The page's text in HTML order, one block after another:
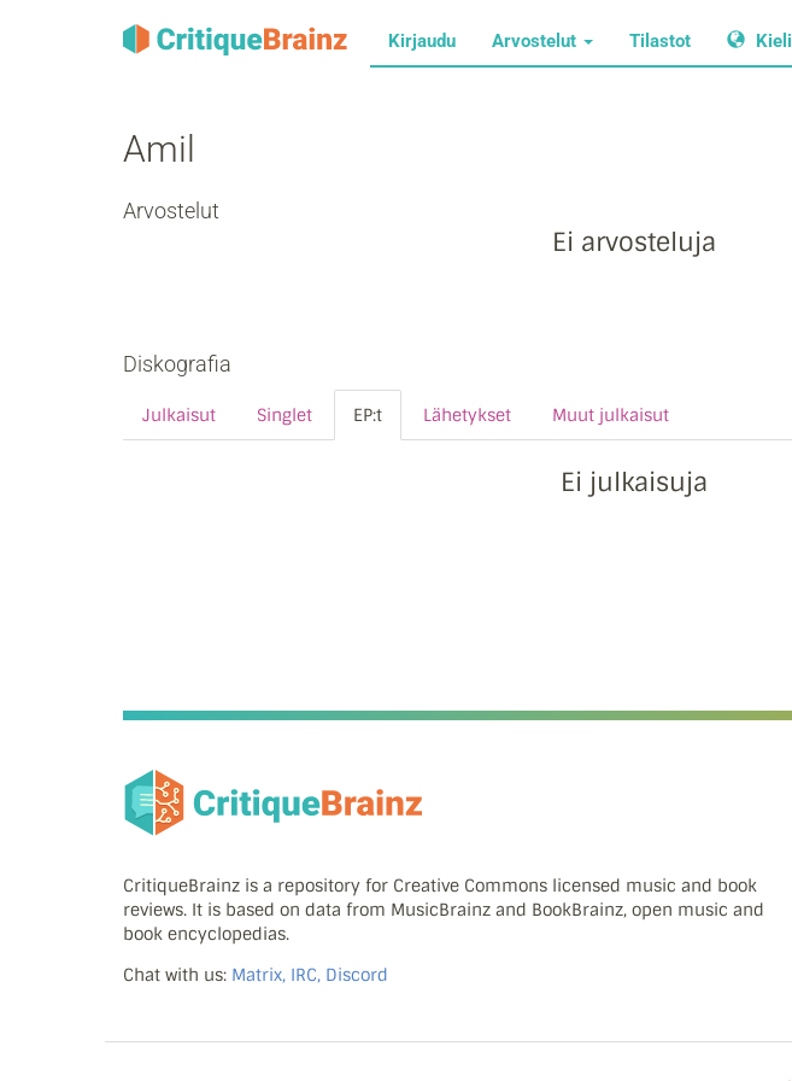
Kirjaudu Arvostelut Tilastot Kieli
Amil
Arvostelut
Ei arvosteluja
Diskografia
Julkaisut Singlet EP:t Lähetykset Muut julkaisut
Ei julkaisuja
CritiqueBrainz is a repository for Creative Commons licensed music and book
reviews. It is based on data from MusicBrainz and BookBrainz, open music and
book encyclopedias.
Chat with us: Matrix, IRC, Discord